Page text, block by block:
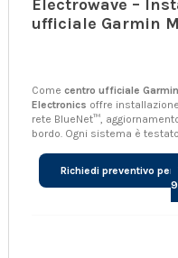
Electrowave –
ufficiale Garmin
Come centro ufficiale
Electronics offre
rete BlueNet™,
bordo. Ogni sistema è
Richiedi preventivo